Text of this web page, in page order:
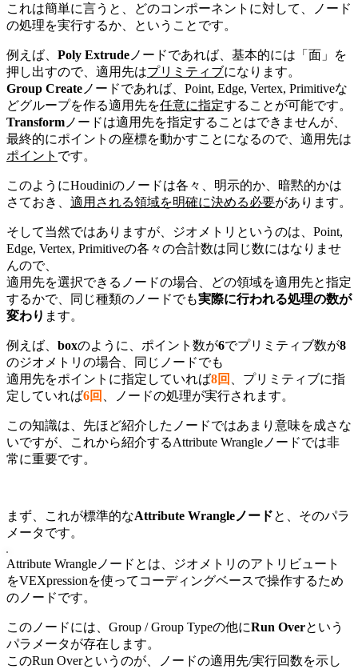
これは簡単に言うと、どのコンポーネントに対して、ノード
の処理を実行するか、ということです。
例えば、 Poly Extrude ノードであれば、基本的には「面」を
押し出すので、適用先はプリミティブになります。
Group Create ノードであれば、Point, Edge, Vertex, Primitiveな
どグループを作る適用先を任意に指定することが可能です。
Transform ノードは適用先を指定することはできませんが、
最終的にポイントの座標を動かすことになるので、適用先は
ポイント です。
このようにHoudiniのノードは各々、明示的か、暗黙的かは
さておき、 適用される領域を明確に決める必要があります。
そして当然ではありますが、ジオメトリというのは、Point,
Edge, Vertex, Primitiveの各々の合計数は同じ数にはなりませ
んので、
適用先を選択できるノードの場合、どの領域を適用先と指定
するかで、同じ種類のノードでも実際に行われる処理の数が
変わり ます。
例えば、 boxのように、ポイント数が6でプリミティブ数が8
のジオメトリの場合、同じノードでも
適用先をポイントに指定していれば8回
、プリミティブに指
定していれば6回 、ノードの処理が実行されます。
この知識は、先ほど紹介したノードではあまり意味を成さな
いですが、これから紹介するAttribute Wrangleノードでは非
常に重要です。
まず、これが標準的なAttribute Wrangleノードと、そのパラ
メータです。
Attribute Wrangleノードとは、ジオメトリのアトリビュート
をVEXpressionを使ってコーディングベースで操作するため
のノードです。
このノードには、Group / Group Typeの他にRun Overという
パラメータが存在します。
このRun Overというのが、ノードの適用先/実行回数を示し